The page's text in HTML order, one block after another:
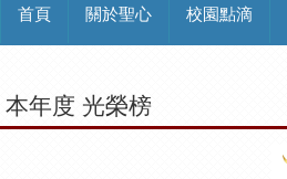
首頁 關於聖心 校園點滴
本年度 光榮榜